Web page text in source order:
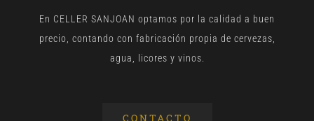
En CELLER SANJOAN optamos por la calidad a buen
precio, contando con fabricación propia de cervezas,
agua, licores y vinos.
CONTACTO